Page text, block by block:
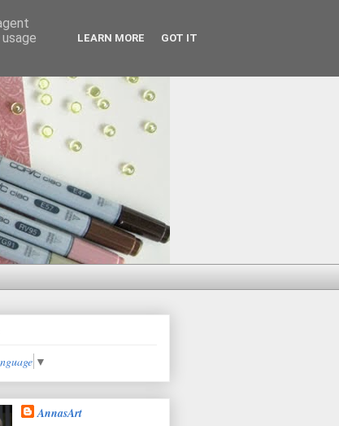
▼
AnnasArt
LEARN MORE GOT IT